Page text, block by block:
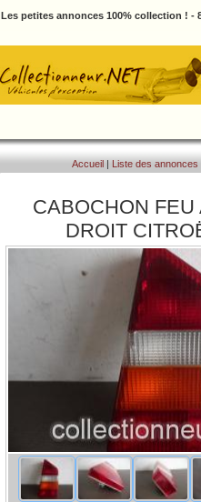
Les petites annonces 100% collection ! -
Accueil | Liste des annonces
CABOCHON FEU
DROIT